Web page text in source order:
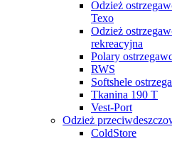
Odzież
Texo
Odzież
rekreacyjna
Polary
RWS
Softshele
Tkanina 190 T
Vest-Port
Odzież
ColdStore